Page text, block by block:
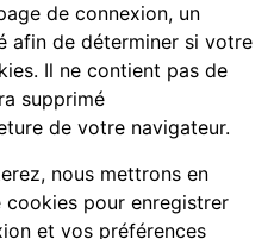
de connexion, un
afin de déterminer si votre
Il ne contient pas de
supprimé
de votre navigateur.
nous mettrons en
pour enregistrer
et vos préférences